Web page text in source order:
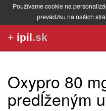
Používame cookie na
prevádzku na našich
+ ipil.sk
Oxypro 80
predĺženým